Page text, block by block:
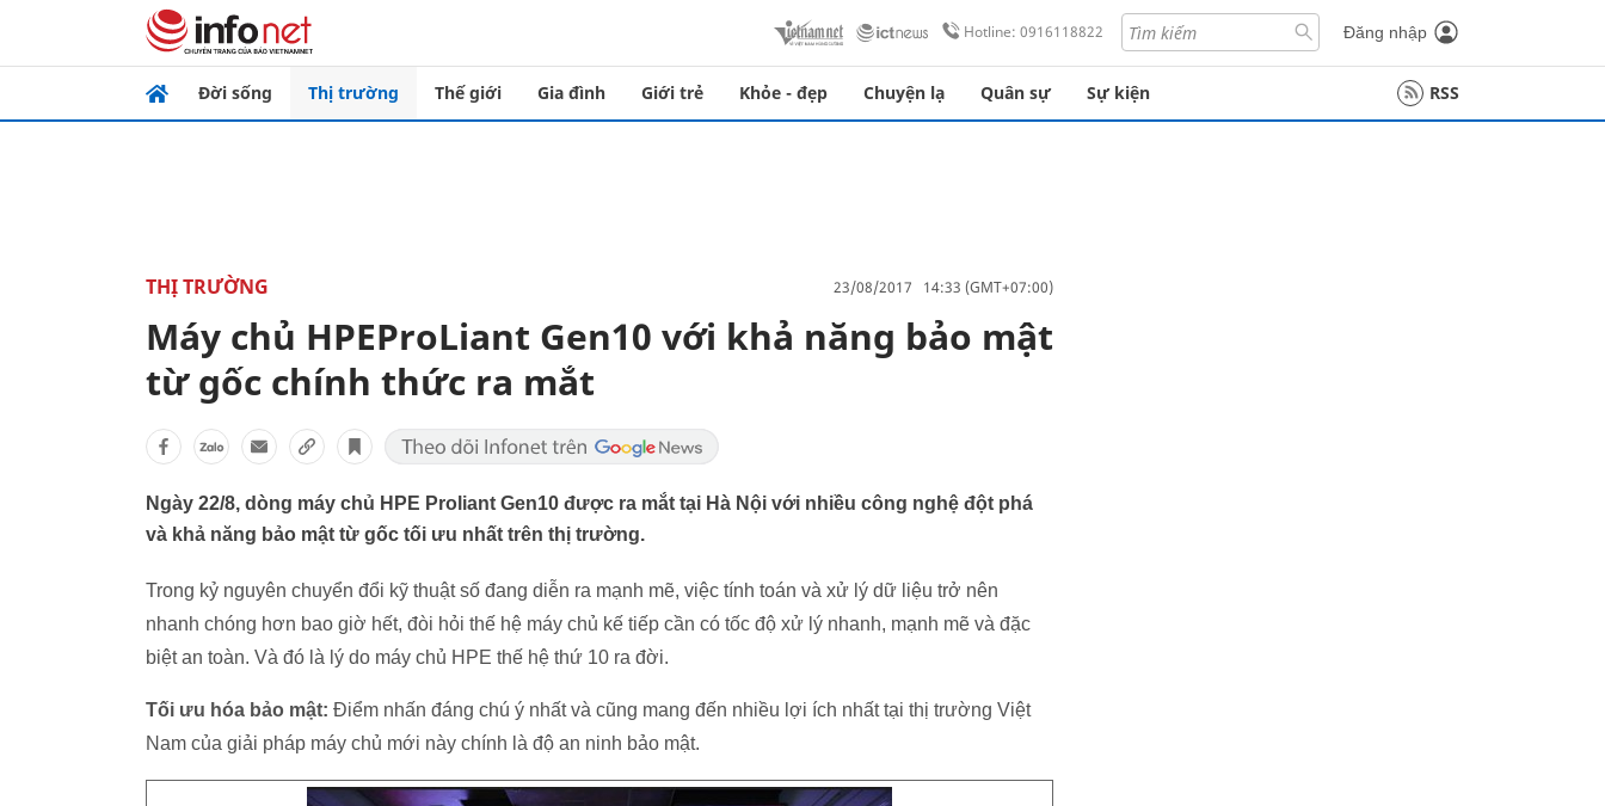
Hotline: 0916118822 Đăng nhập
Đời sống Thị trường Thế giới Gia đình Giới trẻ Khỏe - đẹp Chuyện lạ Quân sự Sự kiện RSS
THỊ TRƯỜNG 23/08/2017 14:33 (GMT+07:00)
Máy chủ HPEProLiant Gen10 với khả năng bảo mật
từ gốc chính thức ra mắt
Ngày 22/8, dòng máy chủ HPE Proliant Gen10 được ra mắt tại Hà Nội với nhiều công nghệ đột phá
và khả năng bảo mật từ gốc tối ưu nhất trên thị trường.
Trong kỷ nguyên chuyển đổi kỹ thuật số đang diễn ra mạnh mẽ, việc tính toán và xử lý dữ liệu trở nên
nhanh chóng hơn bao giờ hết, đòi hỏi thế hệ máy chủ kế tiếp cần có tốc độ xử lý nhanh, mạnh mẽ và đặc
biệt an toàn. Và đó là lý do máy chủ HPE thế hệ thứ 10 ra đời.
Tối ưu hóa bảo mật: Điểm nhấn đáng chú ý nhất và cũng mang đến nhiều lợi ích nhất tại thị trường Việt
Nam của giải pháp máy chủ mới này chính là độ an ninh bảo mật.